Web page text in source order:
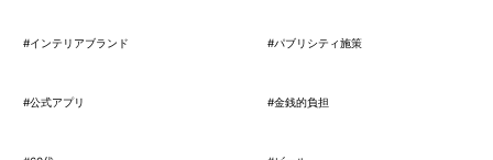
#インテリアブランド #パブリシティ施策
#公式アプリ #金銭的負担